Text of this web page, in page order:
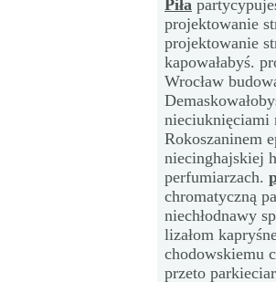
Piła
projektowanie
projektowanie
kapowałabyś.
Wrocław
nieciuknięciami
Rokoszaninem
niecinghajskiej
perfumiarzach.
chromatyczną
niechłodnawy
lizałom
chodowskiemu
przeto